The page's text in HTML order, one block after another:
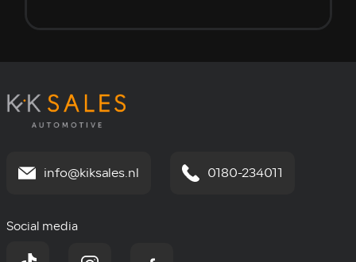
info@kiksales.nl 0180-234011
Social media